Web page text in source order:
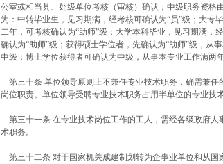
公室或相当县、处级单位考核（审核）确认；中级职务资
为：中转毕业生，见习期满，经考核可确认为“员”级；大专
二年，可考核确认为“助师”级；大学本科毕业，见习期满，
确认为“助师”级；获得硕士学位者，先确认为“助师”级，从
中级；博士学位获得者可确认为中级，从事本专业工作满两
第三十条 单位领导原则上不兼任专业技术职务，确需兼
岗位职责。单位领导受聘专业技术职务占用半单位的专业技
第三十一条 在专业技术岗位工作的工人，需经各级政府
术职务。
第三十二条 对于国家机关成建制划转为企事业单位和从